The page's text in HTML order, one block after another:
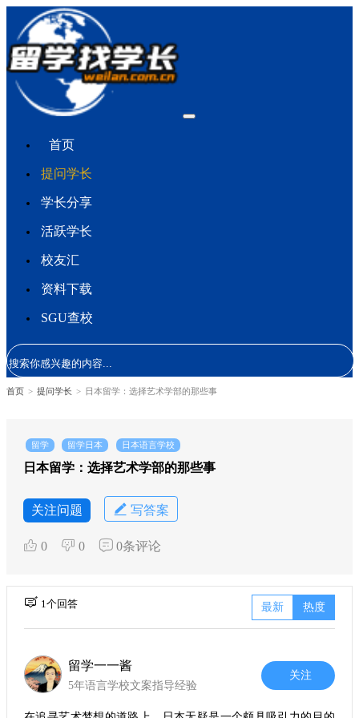
首页
提问学长
学长分享
活跃学长
校友汇
资料下载
SGU查校
首页 > 提问学长 > 日本留学：选择艺术学部的那些事
留学 留学日本 日本语言学校
日本留学：选择艺术学部的那些事
关注问题 写答案
0 0 0条评论
1个回答 最新 热度
留学一一酱
5年语言学校文案指导经验
关注